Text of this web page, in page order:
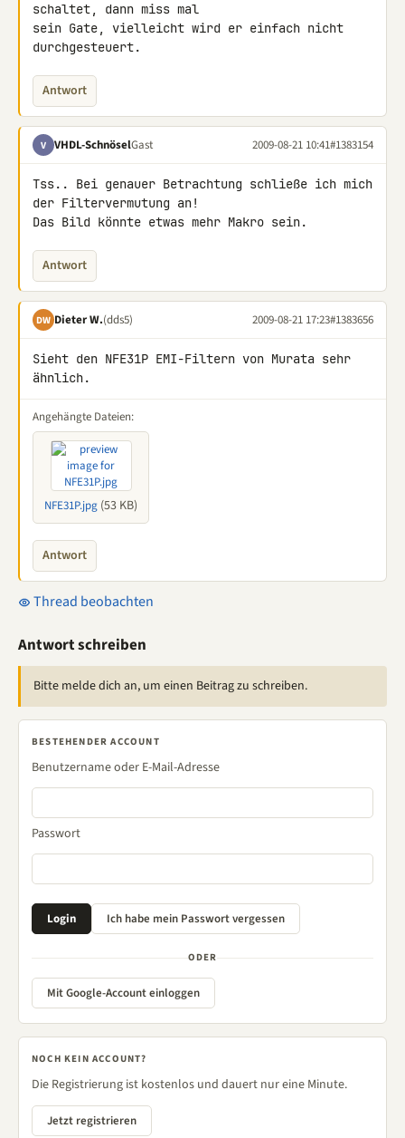
schaltet, dann miss mal
sein Gate, vielleicht wird er einfach nicht
durchgesteuert.
Antwort
V VHDL-SchnöselGast 2009-08-21 10:41#1383154
Tss.. Bei genauer Betrachtung schließe ich mich
der Filtervermutung an!
Das Bild könnte etwas mehr Makro sein.
Antwort
DW Dieter W.(dds5) 2009-08-21 17:23#1383656
Sieht den NFE31P EMI-Filtern von Murata sehr
ähnlich.
Angehängte Dateien:
NFE31P.jpg (53 KB)
Antwort
Thread beobachten
Antwort schreiben
Bitte melde dich an, um einen Beitrag zu schreiben.
BESTEHENDER ACCOUNT
Benutzername oder E-Mail-Adresse
Passwort
ODER
Mit Google-Account einloggen
NOCH KEIN ACCOUNT?
Die Registrierung ist kostenlos und dauert nur eine Minute.
Jetzt registrieren